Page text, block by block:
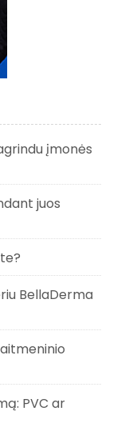
įmonės
juos
BellaDerma
PVC ar